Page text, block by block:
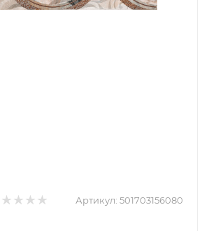
Артикул: 501703156080